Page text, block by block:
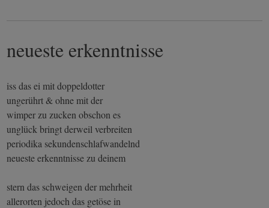
neueste erkenntnisse
iss das ei mit doppeldotter
ungerührt & ohne mit der
wimper zu zucken obschon es
unglück bringt derweil verbreiten
periodika sekundenschlafwandelnd
neueste erkenntnisse zu deinem
stern das schweigen der mehrheit
allerorten jedoch das getöse in